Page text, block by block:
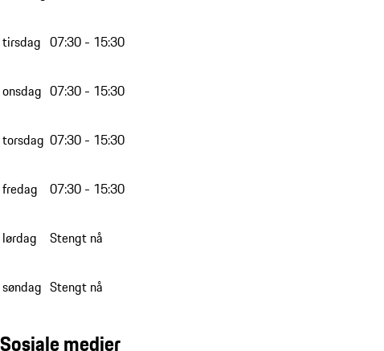
tirsdag 07:30 - 15:30
onsdag 07:30 - 15:30
torsdag 07:30 - 15:30
fredag 07:30 - 15:30
lørdag Stengt nå
søndag Stengt nå
Sosiale medier